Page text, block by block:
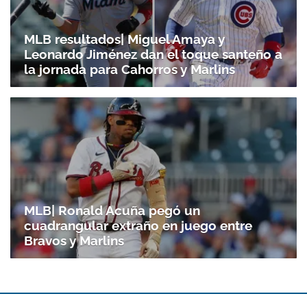
Gracias por suscribirte a nuestro boletín.
ACEPTAR
MLB resultados| Miguel Amaya y
Leonardo Jiménez dan el toque santeño a
la jornada para Cahorros y Marlins
MLB| Ronald Acuña pegó un
cuadrangular extraño en juego entre
Bravos y Marlins